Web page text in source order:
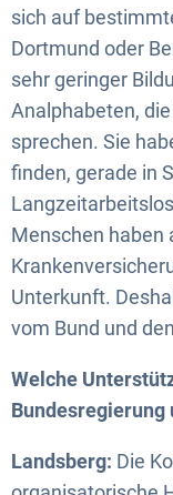
sich auf
Dortmund oder
sehr geringer
Analphabeten,
sprechen. Sie
finden, gerade in
Menschen haben
Unterkunft.
vom Bund und
Welche
Bundesregierung
Landsberg: Die